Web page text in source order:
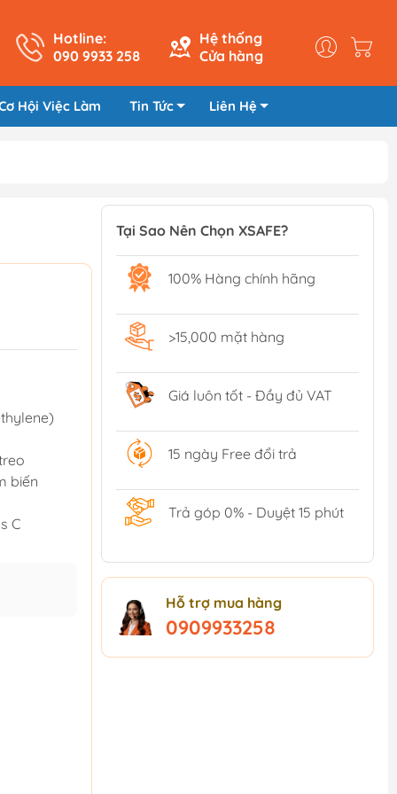
Hotline:
090 9933 258
Hệ thống
Cửa hàng
Hội Việc Làm Tin Tức Liên Hệ
biến
C
Tại Sao Nên Chọn XSAFE?
100% Hàng chính hãng
>15,000 mặt hàng
Giá luôn tốt - Đầy đủ VAT
15 ngày Free đổi trả
Trả góp 0% - Duyệt 15 phút
Hỗ trợ mua hàng
0909933258